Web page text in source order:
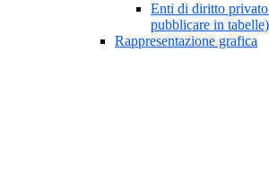
Enti di diritto
pubblicare in tabelle)
Rappresentazione grafica